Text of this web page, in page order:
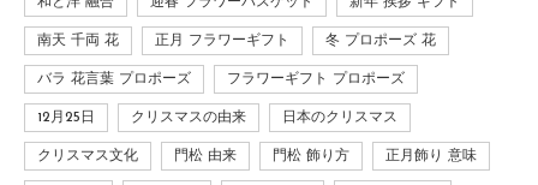
南天 千両 花 正月 フラワーギフト 冬 プロポーズ 花
バラ 花言葉 プロポーズ フラワーギフト プロポーズ
12月25日 クリスマスの由来 日本のクリスマス
クリスマス文化 門松 由来 門松 飾り方 正月飾り 意味